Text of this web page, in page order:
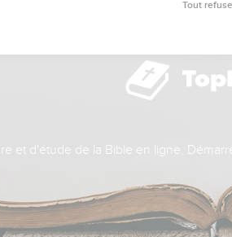
et d'étude de la Bible en ligne.
Tout